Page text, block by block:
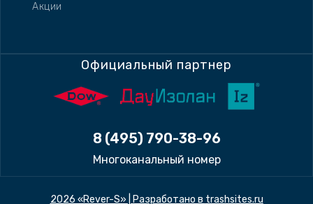
Акции
Официальный партнер
8 (495) 790-38-96
Многоканальный номер
2026 «Rever-S» | Разработано в trashsites.ru